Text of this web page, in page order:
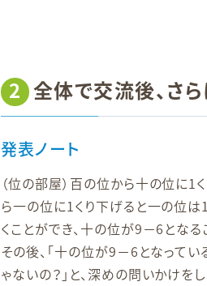
2 全体で交流後、さ
発表ノート
（位の部屋）百の位から十の位に1
ら一の位に1くり下げると一の位
くことができ、十の位が9－6となる
その後、「十の位が9－6となってい
ゃないの？」と、深めの問いかけを